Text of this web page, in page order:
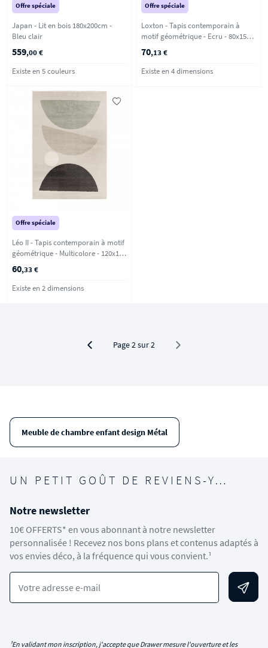
Offre spéciale
Japan - Lit en bois 180x200cm -
Bleu clair
559,00 €
Existe en 5 couleurs
Offre spéciale
Loxton - Tapis contemporain à
motif géométrique - Ecru - 80x150
cm
70,13 €
Existe en 4 dimensions
Offre spéciale
Léo II - Tapis contemporain à motif
géométrique - Multicolore - 120x170
cm
60,33 €
Existe en 2 dimensions
Page 2 sur 2
Meuble de chambre enfant design Métal
UN PETIT GOÛT DE REVIENS-Y…
Notre newsletter
10€ OFFERTS* en vous abonnant à notre newsletter
personnalisée ! Recevez nos bons plans et contenus adaptés à
vos envies déco, à la fréquence qui vous convient.¹
Votre adresse e-mail
¹En validant mon inscription, j'accepte que Drawer mesure l'ouverture et les